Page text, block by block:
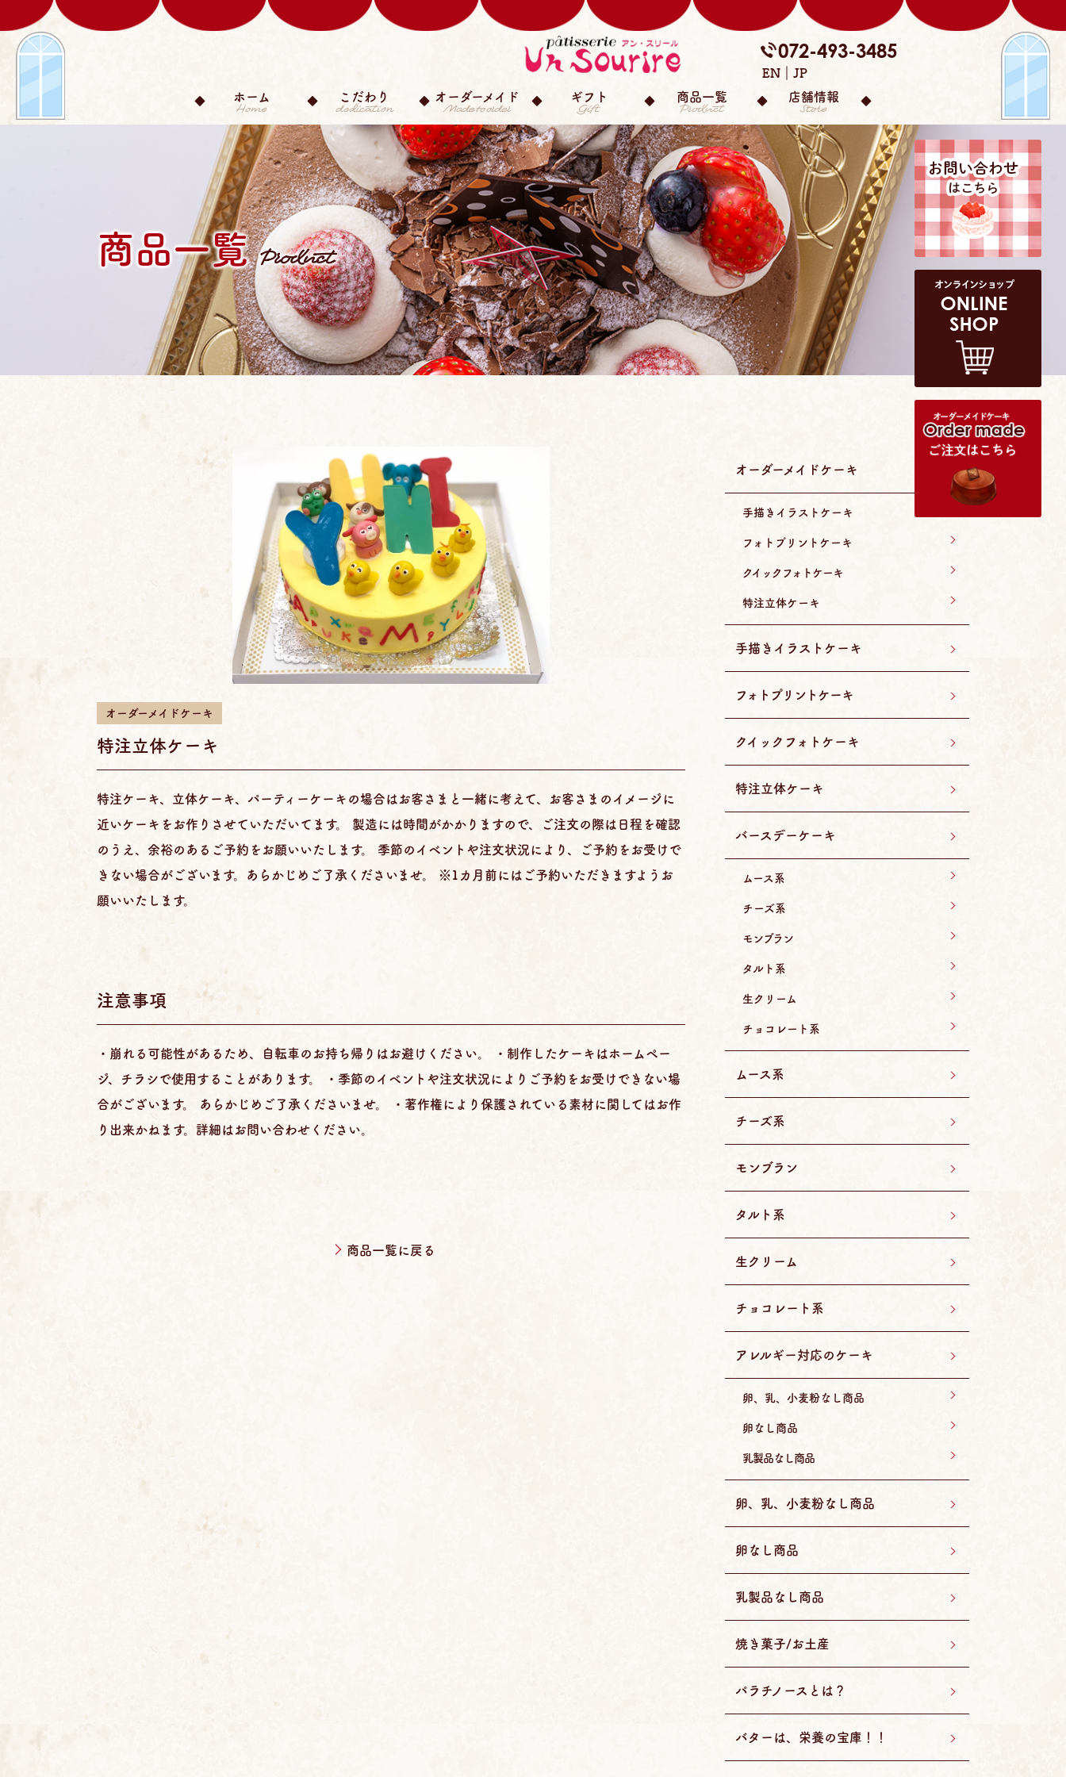
072-493-3485
EN
JP
ホーム
こだわり オーダーメイド ギフト 商品一覧 店舗情報
商品一覧Product
オーダーメイドケーキ
特注立体ケーキ
特注ケーキ、立体ケーキ、パーティーケーキの場合はお客さまと一緒に考えて、お客さまのイメージに
近いケーキをお作りさせていただいてます。 製造には時間がかかりますので、ご注文の際は日程を確認
のうえ、余裕のあるご予約をお願いいたします。 季節のイベントや注文状況により、ご予約をお受けで
きない場合がございます。あらかじめご了承くださいませ。 ※1カ月前にはご予約いただきますようお
願いいたします。
注意事項
・崩れる可能性があるため、自転車のお持ち帰りはお避けください。 ・制作したケーキはホームペー
ジ、チラシで使用することがあります。 ・季節のイベントや注文状況によりご予約をお受けできない場
合がございます。 あらかじめご了承くださいませ。 ・著作権により保護されている素材に関してはお作
り出来かねます。詳細はお問い合わせください。
商品一覧に戻る
オーダーメイドケーキ
手描きイラストケーキ
フォトプリントケーキ
クイックフォトケーキ
特注立体ケーキ
手描きイラストケーキ
フォトプリントケーキ
クイックフォトケーキ
特注立体ケーキ
バースデーケーキ
ムース系
チーズ系
モンブラン
タルト系
生クリーム
チョコレート系
ムース系
チーズ系
モンブラン
タルト系
生クリーム
チョコレート系
アレルギー対応のケーキ
卵、乳、小麦粉なし商品
卵なし商品
乳製品なし商品
卵、乳、小麦粉なし商品
卵なし商品
乳製品なし商品
焼き菓子/お土産
パラチノースとは？
バターは、栄養の宝庫！！